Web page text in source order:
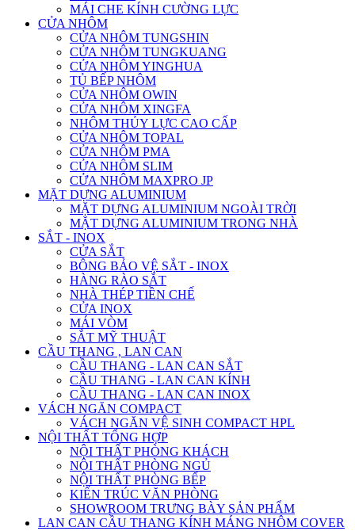
MÁI CHE KÍNH CƯỜNG LỰC
CỬA NHÔM
CỬA NHÔM TUNGSHIN
CỬA NHÔM TUNGKUANG
CỬA NHÔM YINGHUA
TỦ BẾP NHÔM
CỬA NHÔM OWIN
CỬA NHÔM XINGFA
NHÔM THỦY LỰC CAO CẤP
CỬA NHÔM TOPAL
CỬA NHÔM PMA
CỬA NHÔM SLIM
CỬA NHÔM MAXPRO JP
MẶT DỰNG ALUMINIUM
MẶT DỰNG ALUMINIUM NGOÀI TRỜI
MẶT DỰNG ALUMINIUM TRONG NHÀ
SẮT - INOX
CỬA SẮT
BÔNG BẢO VỆ SẮT - INOX
HÀNG RÀO SẮT
NHÀ THÉP TIỀN CHẾ
CỬA INOX
MÁI VÒM
SẮT MỸ THUẬT
CẦU THANG , LAN CAN
CẦU THANG - LAN CAN SẮT
CẦU THANG - LAN CAN KÍNH
CẦU THANG - LAN CAN INOX
VÁCH NGĂN COMPACT
VÁCH NGĂN VỆ SINH COMPACT HPL
NỘI THẤT TỔNG HỢP
NỘI THẤT PHÒNG KHÁCH
NỘI THẤT PHÒNG NGỦ
NỘI THẤT PHÒNG BẾP
KIẾN TRÚC VĂN PHÒNG
SHOWROOM TRƯNG BÀY SẢN PHẨM
LAN CAN CẦU THANG KÍNH MÁNG NHÔM COVER